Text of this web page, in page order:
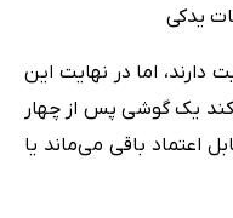
یدکی
دارند، اما در نهایت این
یک گوشی پس از چهار
اعتماد باقی می‌ماند یا